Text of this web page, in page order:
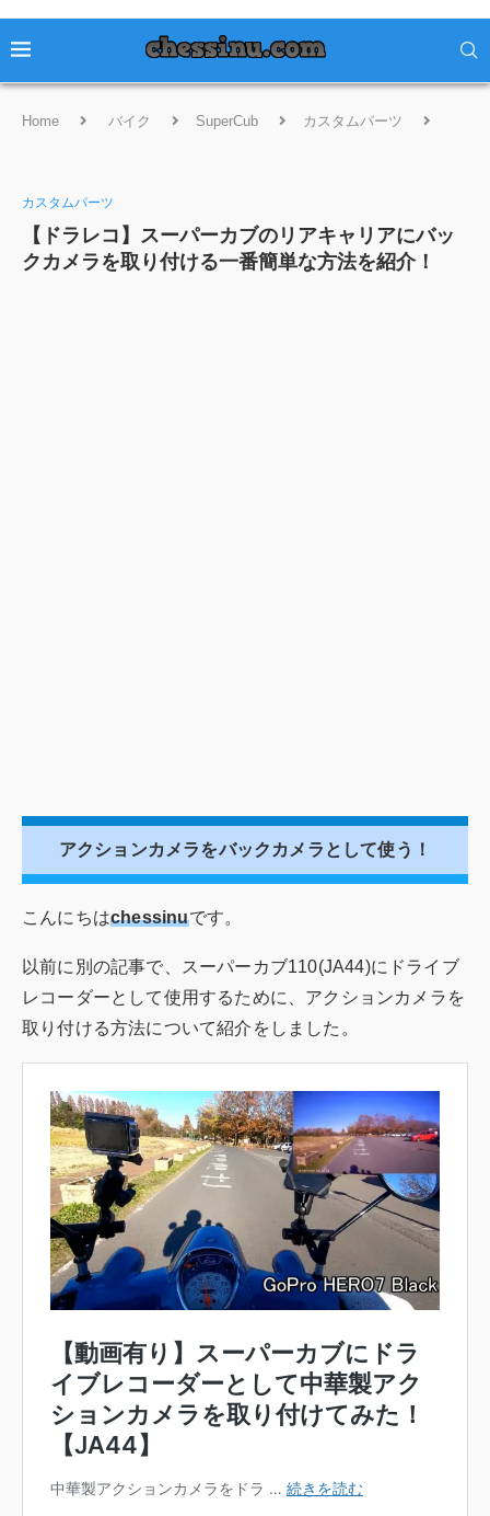
Home バイク SuperCub
カスタムパーツ
カスタムパーツ
【ドラレコ】スーパーカブのリアキャリアにバッ
クカメラを取り付ける一番簡単な方法を紹介！
アクションカメラをバックカメラとして使う！
こんにちはchessinuです。
以前に別の記事で、スーパーカブ110(JA44)にドライブ
レコーダーとして使用するために、アクションカメラを
取り付ける方法について紹介をしました。